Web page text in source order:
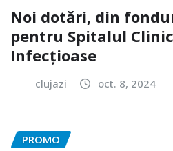
Noi dotări, din
pentru Spitalul
Infecțioase
clujazi oct. 8, 2024
PROMO